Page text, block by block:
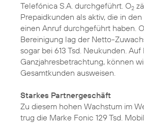
Telefónica S.A. durchgeführt. O2
Prepaidkunden als aktiv, die in
einen Anruf durchgeführt haben.
Bereinigung lag der Netto-
sogar bei 613 Tsd. Neukunden. Auf
Ganzjahresbetrachtung, können
Gesamtkunden ausweisen.
Starkes Partnergeschäft
Zu diesem hohen Wachstum im
trug die Marke Fonic 129 Tsd.